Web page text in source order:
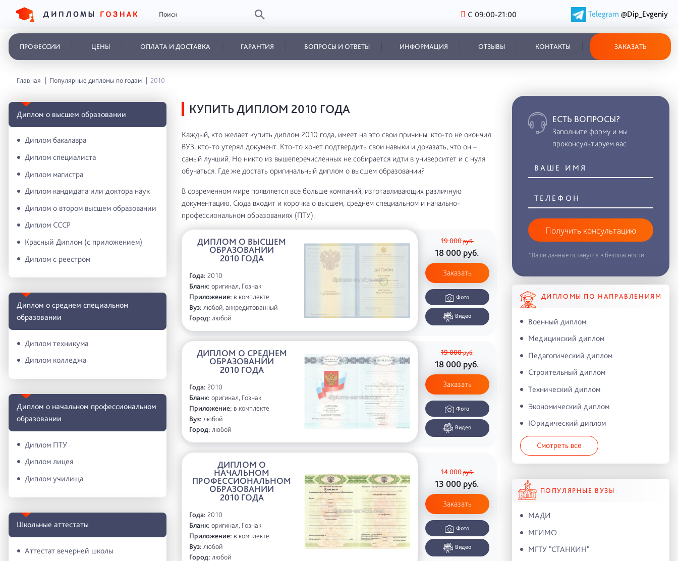
С 09:00-21:00 Telegram @Dip_Evgeniy
ПРОФЕССИИ ЦЕНЫ ОПЛАТА И ДОСТАВКА ГАРАНТИЯ ВОПРОСЫ И ОТВЕТЫ ИНФОРМАЦИЯ ОТЗЫВЫ КОНТАКТЫ ЗАКАЗАТЬ
Главная Популярные дипломы по годам 2010
Диплом о высшем образовании
Диплом бакалавра
Диплом специалиста
Диплом магистра
Диплом кандидата или доктора наук
Диплом о втором высшем образовании
Диплом СССР
Красный Диплом (с приложением)
Диплом с реестром
Диплом о среднем специальном
образовании
Диплом техникума
Диплом колледжа
Диплом о начальном профессиональном
oбразовании
Диплом ПТУ
Диплом лицея
Диплом училища
Школьные аттестаты
Аттестат вечерней школы
КУПИТЬ ДИПЛОМ 2010 ГОДА
Каждый, кто желает купить диплом 2010 года, имеет на это свои причины: кто-то не окончил
ВУЗ, кто-то утерял документ. Кто-то хочет подтвердить свои навыки и доказать, что он –
самый лучший. Но никто из вышеперечисленных не собирается идти в университет и с нуля
обучаться. Где же достать оригинальный диплом о высшем образовании?
В современном мире появляется все больше компаний, изготавливающих различную
документацию. Сюда входит и корочка о высшем, среднем специальном и начально-
профессиональном образованиях (ПТУ).
ДИПЛОМ О ВЫСШЕМ
ОБРАЗОВАНИИ
2010 ГОДА
Года: 2010
Бланк: оригинал, Гознак
Приложение: в комплекте
Вуз: любой, аккредитованный
Город: любой
19 000руб.
18 000 руб.
Заказать
Фото
Видео
ДИПЛОМ О СРЕДНЕМ
ОБРАЗОВАНИИ
2010 ГОДА
Года: 2010
Бланк: оригинал, Гознак
Приложение: в комплекте
Вуз: любой
Город: любой
19 000руб.
18 000 руб.
Заказать
Фото
Видео
ДИПЛОМ О
НАЧАЛЬНОМ
ПРОФЕССИОНАЛЬНОМ
ОБРАЗОВАНИИ
2010 ГОДА
Года: 2010
Бланк: оригинал, Гознак
Приложение: в комплекте
Вуз: любой
Город: любой
14 000руб.
13 000 руб.
Заказать
Фото
Видео
ЕСТЬ ВОПРОСЫ?
Заполните форму и мы
проконсультируем вас
Получить консультацию
*Ваши данные останутся в безопасности
ДИПЛОМЫ ПО НАПРАВЛЕНИЯМ
Военный диплом
Медицинский диплом
Педагогический диплом
Строительный диплом
Технический диплом
Экономический диплом
Юридический диплом
Смотреть все
ПОПУЛЯРНЫЕ ВУЗЫ
МАДИ
МГИМО
МГТУ "СТАНКИН"